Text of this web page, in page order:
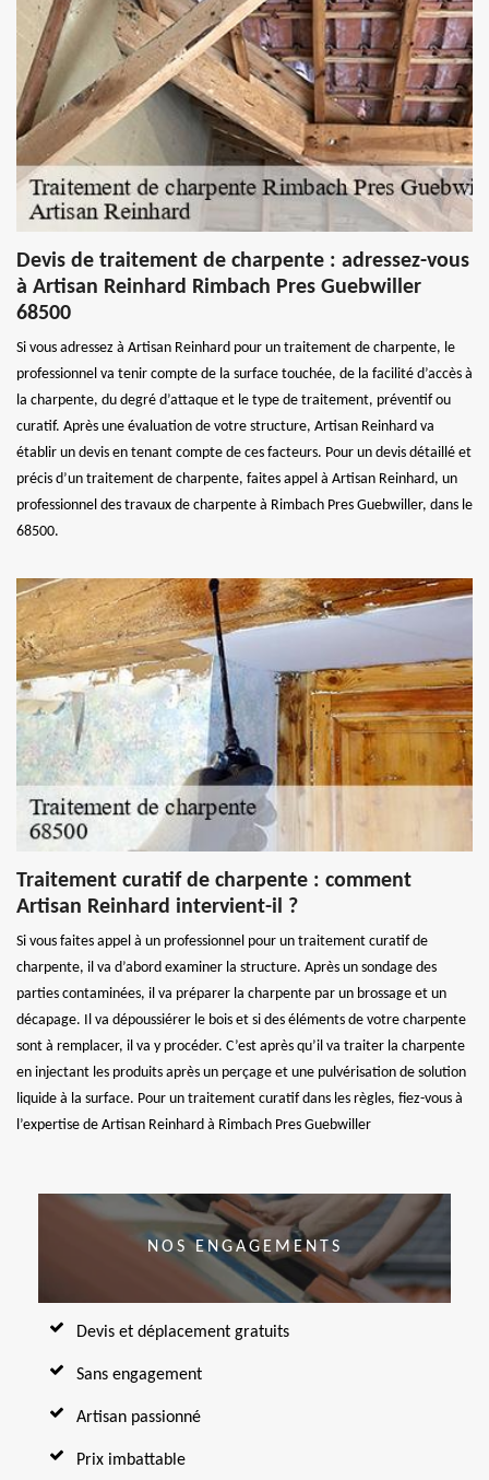
Devis de traitement de charpente : adressez-vous
à Artisan Reinhard Rimbach Pres Guebwiller
68500
Si vous adressez à Artisan Reinhard pour un traitement de charpente, le
professionnel va tenir compte de la surface touchée, de la facilité d’accès à
la charpente, du degré d’attaque et le type de traitement, préventif ou
curatif. Après une évaluation de votre structure, Artisan Reinhard va
établir un devis en tenant compte de ces facteurs. Pour un devis détaillé et
précis d’un traitement de charpente, faites appel à Artisan Reinhard, un
professionnel des travaux de charpente à Rimbach Pres Guebwiller, dans le
68500.
Traitement curatif de charpente : comment
Artisan Reinhard intervient-il ?
Si vous faites appel à un professionnel pour un traitement curatif de
charpente, il va d’abord examiner la structure. Après un sondage des
parties contaminées, il va préparer la charpente par un brossage et un
décapage. Il va dépoussiérer le bois et si des éléments de votre charpente
sont à remplacer, il va y procéder. C’est après qu’il va traiter la charpente
en injectant les produits après un perçage et une pulvérisation de solution
liquide à la surface. Pour un traitement curatif dans les règles, fiez-vous à
l’expertise de Artisan Reinhard à Rimbach Pres Guebwiller
NOS ENGAGEMENTS
Devis et déplacement gratuits
Sans engagement
Artisan passionné
Prix imbattable